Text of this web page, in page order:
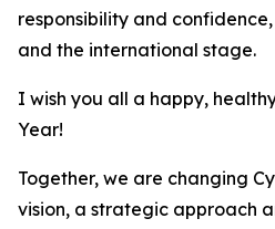
responsibility and
and the international stage.
I wish you all a happy,
Year!
Together, we are changing
vision, a strategic approach